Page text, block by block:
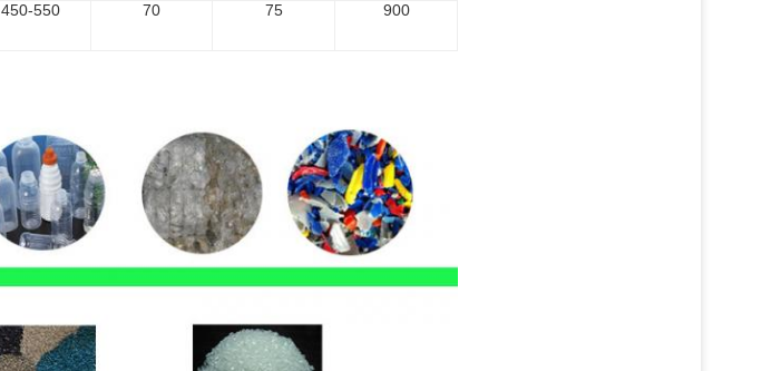
450-550 70 75 900